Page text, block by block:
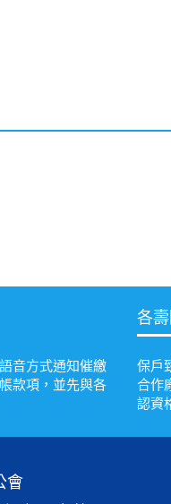
音方式通知催繳
款項，並先與各
各
保戶
合作
認資
會